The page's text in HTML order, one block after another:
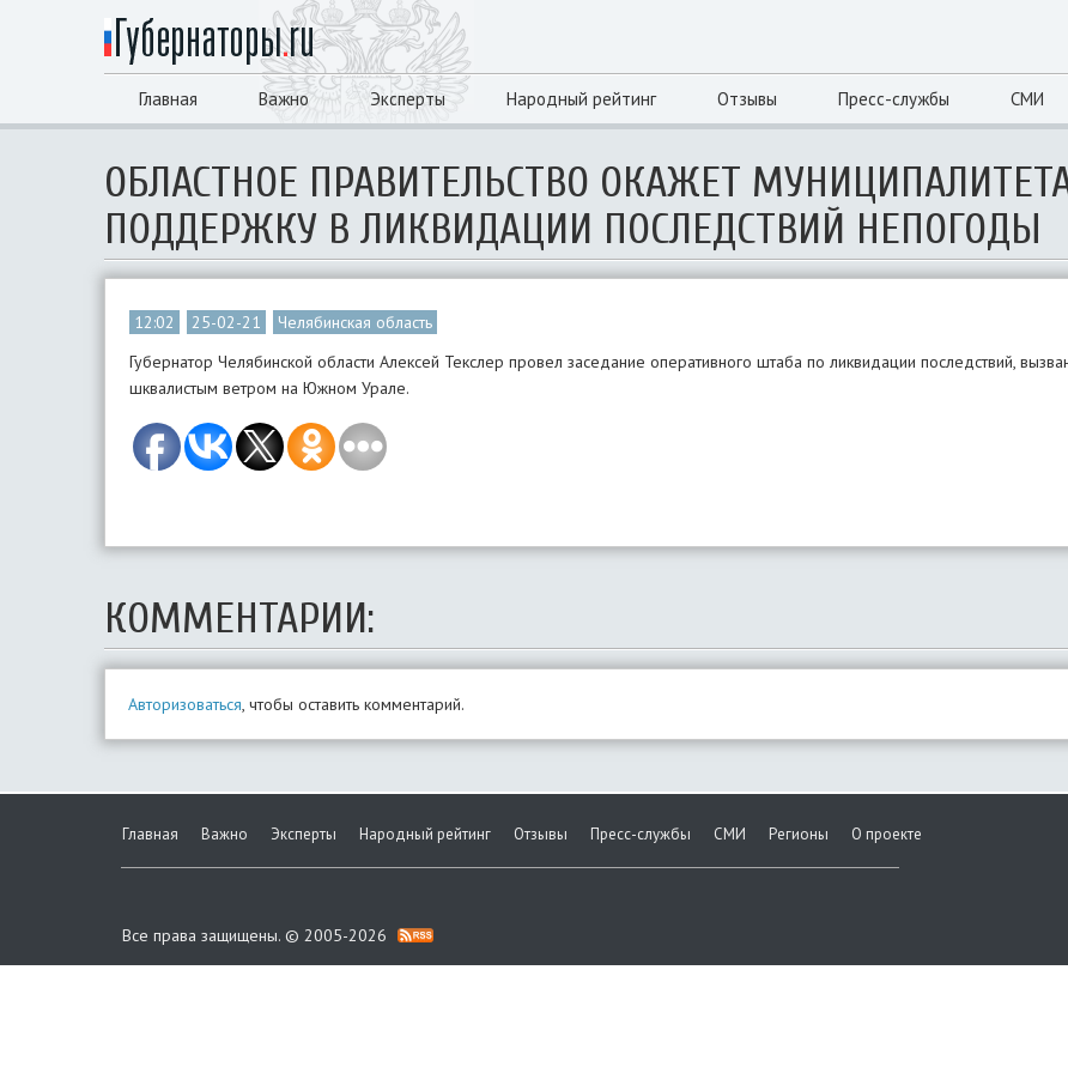
Главная Важно Эксперты Народный рейтинг Отзывы Пресс-службы СМИ
ОБЛАСТНОЕ ПРАВИТЕЛЬСТВО ОКАЖЕТ
ПОДДЕРЖКУ В ЛИКВИДАЦИИ ПОСЛЕДСТВИЙ НЕПОГОДЫ
12:02 25-02-21
Челябинская область
Губернатор Челябинской области Алексей Текслер провел заседание оперативного штаба по ликвидации последствий,
шквалистым ветром на Южном Урале.
КОММЕНТАРИИ:
Авторизоваться, чтобы оставить комментарий.
Главная Важно Эксперты Народный рейтинг Отзывы Пресс-службы СМИ Регионы О проекте
Все права защищены. © 2005-2026